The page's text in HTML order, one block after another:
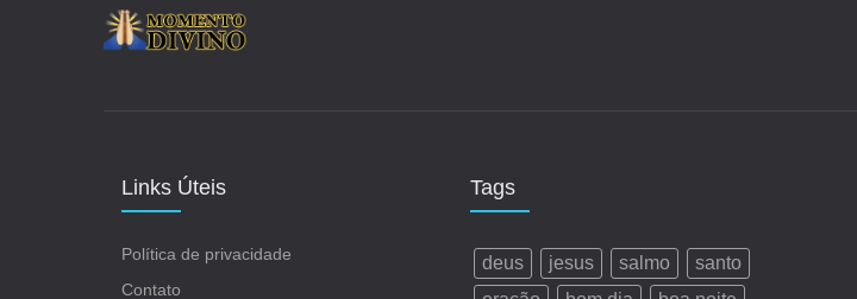
Links Úteis
Política de privacidade
Contato
Tags
deus jesus salmo
santo